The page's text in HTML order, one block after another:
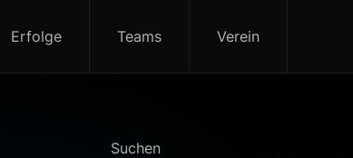
Erfolge Teams Verein
Suchen